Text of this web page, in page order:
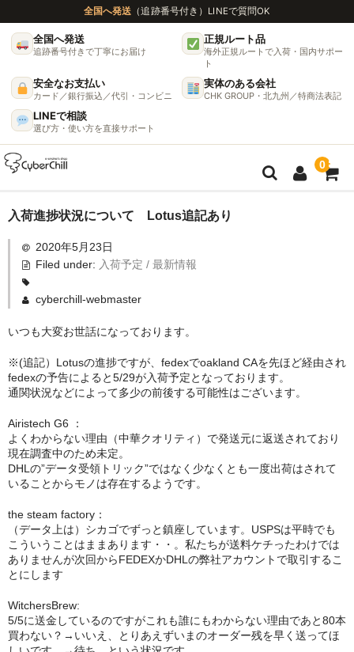
全国へ発送 （追跡番号付き） LINEで質問OK
全国へ発送
追跡番号付きで丁寧にお届け
正規ルート品
海外正規ルートで入荷・国内サポー
ト
安全なお支払い
カード／銀行振込／代引・コンビニ
実体のある会社
CHK GROUP・北九州／特商法表記
LINEで相談
選び方・使い方を直接サポート
0
ガイド
🌫 ヴェポライザー機種比較ガイド
シーシャ炭の選び方
シーシャの始め方
BFG Dani（バッテリー不要ヴェポ）
BFGセット（一式）
BFGステム（本体のみ）
BFGパーツ
業務用補充オーダー
入荷予定 / 最新情報
入荷進捗状況について Lotus追記あり
2020年5月23日
Filed under: 入荷予定 / 最新情報
cyberchill-webmaster
いつも大変お世話になっております。
※(追記）Lotusの進捗ですが、fedexでoakland CAを先ほど経由され
fedexの予告によると5/29が入荷予定となっております。
通関状況などによって多少の前後する可能性はございます。
Airistech G6 ：
よくわからない理由（中華クオリティ）で発送元に返送されており
現在調査中のため未定。
DHLの”データ受領トリック”ではなく少なくとも一度出荷はされて
いることからモノは存在するようです。
the steam factory：
（データ上は）シカゴでずっと鎮座しています。USPSは平時でも
こういうことはままあります・・。私たちが送料ケチったわけでは
ありませんが次回からFEDEXかDHLの弊社アカウントで取引するこ
とにします
WitchersBrew:
5/5に送金しているのですがこれも誰にもわからない理由であと80本
買わない？→いいえ、とりあえずいまのオーダー残を早く送ってほ